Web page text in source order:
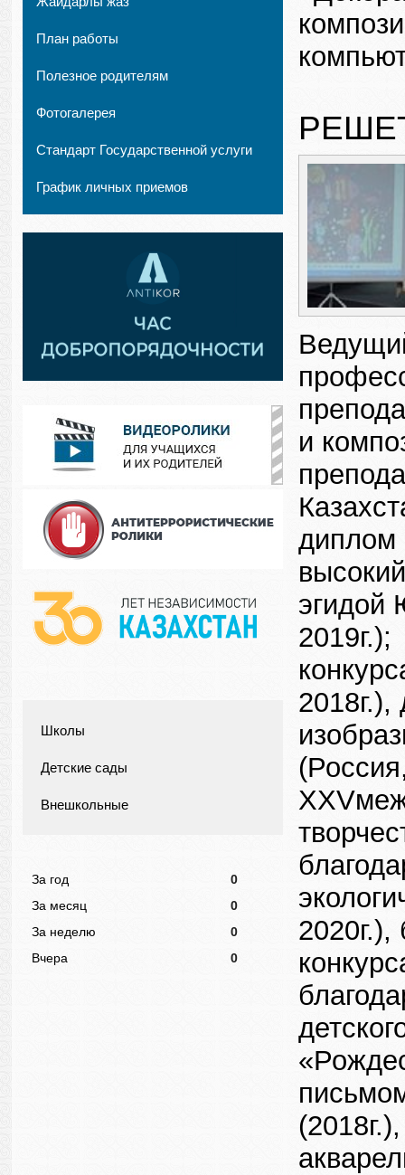
План работы
Полезное родителям
Фотогалерея
Стандарт Государственной услуги
График личных приемов
Школы
Детские сады
Внешкольные
За год
0
За месяц
0
За неделю
0
Вчера
0
и
диплом
эгидой